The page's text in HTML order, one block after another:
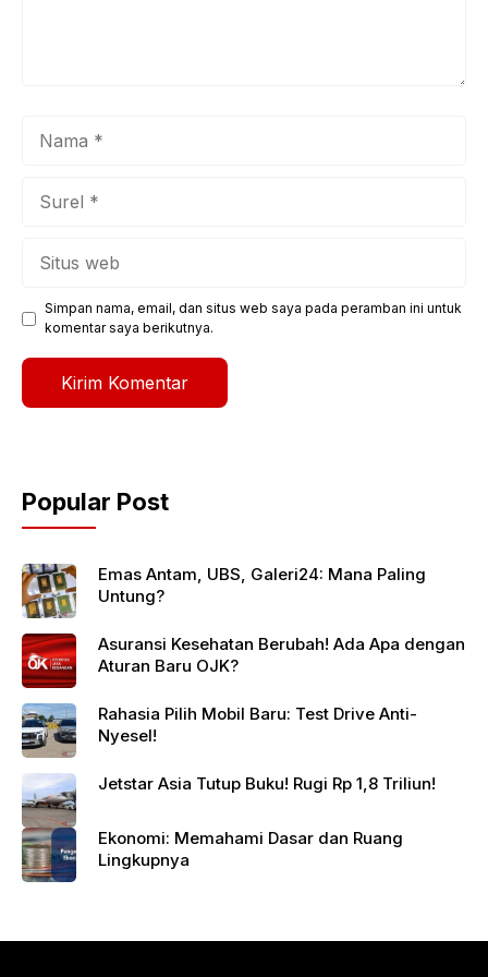
Simpan nama, email, dan situs web saya pada peramban ini untuk
komentar saya berikutnya.
Popular Post
Emas Antam, UBS, Galeri24: Mana Paling
Untung?
Asuransi Kesehatan Berubah! Ada Apa dengan
Aturan Baru OJK?
Rahasia Pilih Mobil Baru: Test Drive Anti-
Nyesel!
Jetstar Asia Tutup Buku! Rugi Rp 1,8 Triliun!
Ekonomi: Memahami Dasar dan Ruang
Lingkupnya